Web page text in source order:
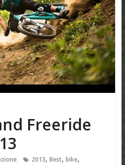
Freeride
2013, Best, bike,